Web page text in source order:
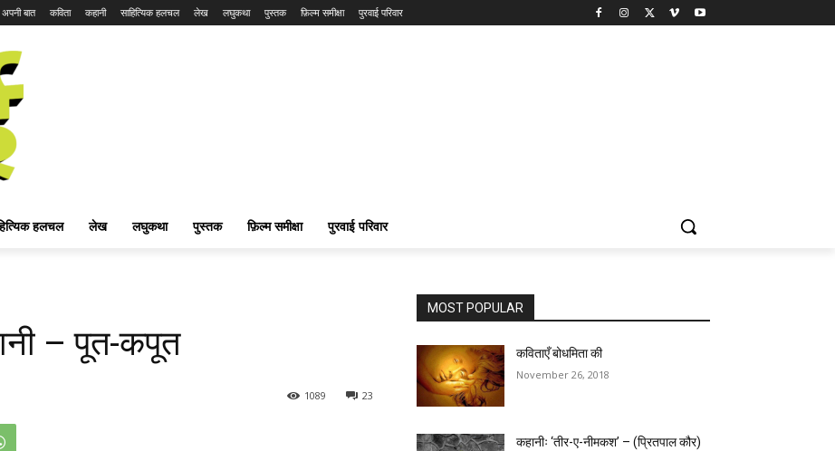
अपनी बात कविता कहानी साहित्यिक हलचल लेख लघुकथा पुस्तक फ़िल्म समीक्षा पुरवाई परिवार
हलचल लेख लघुकथा पुस्तक फ़िल्म समीक्षा पुरवाई परिवार
– पूत-कपूत
23
1089
MOST POPULAR
कविताएँ बोधमिता की
November 26, 2018
कहानीः ‘तीर-ए-नीमकश’ – (प्रितपाल कौर)